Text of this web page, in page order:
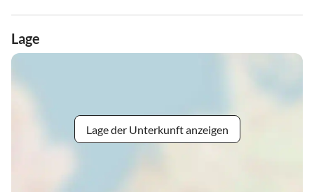
Lage
Lage der Unterkunft anzeigen